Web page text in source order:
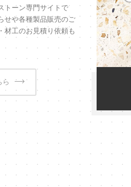
トーン専門サイトで
せや各種製品販売のご
材工のお見積り依頼も
ら
01